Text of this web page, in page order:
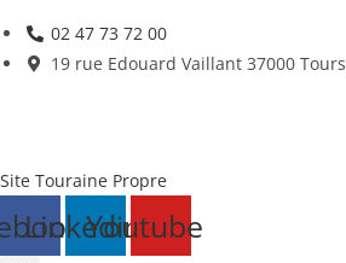
Skip
to
02 47 73 72 00
19 rue Edouard Vaillant 37000 Tours
Site Touraine Propre
LinkedinYoutube